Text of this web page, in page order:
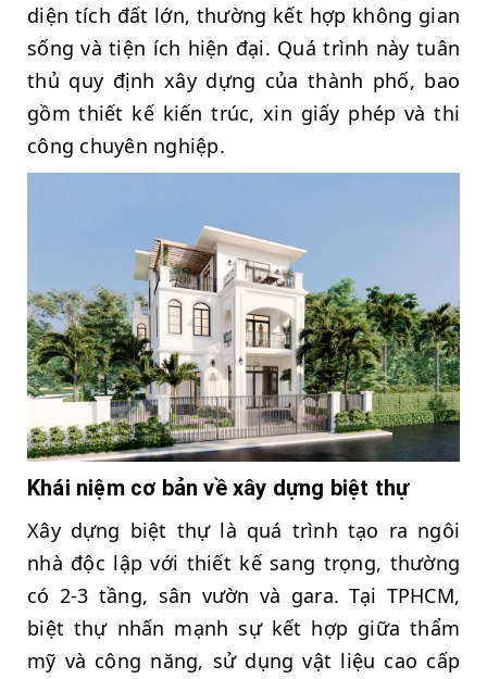
diện tích đất lớn, thường kết hợp không gian
sống và tiện ích hiện đại. Quá trình này tuân
thủ quy định xây dựng của thành phố, bao
gồm thiết kế kiến trúc, xin giấy phép và thi
công chuyên nghiệp.
Khái niệm cơ bản về xây dựng biệt thự
Xây dựng biệt thự là quá trình tạo ra ngôi
nhà độc lập với thiết kế sang trọng, thường
có 2-3 tầng, sân vườn và gara. Tại TPHCM,
biệt thự nhấn mạnh sự kết hợp giữa thẩm
mỹ và công năng, sử dụng vật liệu cao cấp